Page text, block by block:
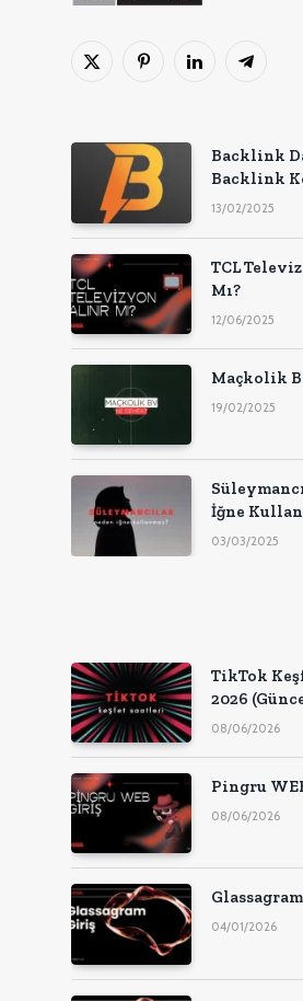
X
Pinterest'inLinkedInTelgraf
Backlink
Backlink
Uzman!
13/02/2025
TCL
Mı?
12/06/2025
Maçkolik
19/02/2025
İğne
03/03/2025
TikTok
2026
08/06/2026
Pingru
08/06/2026
04/01/2026